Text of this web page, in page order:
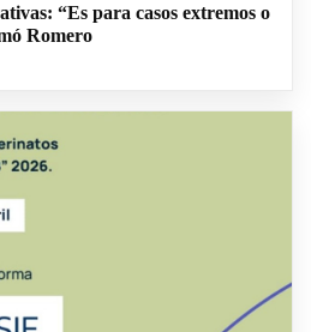
“Es para casos extremos o
Romero